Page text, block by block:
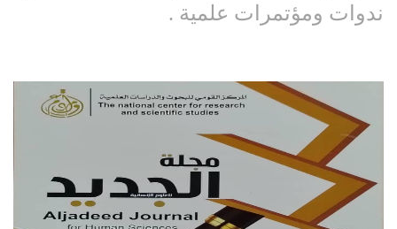
ندوات ومؤتمرات علمية .